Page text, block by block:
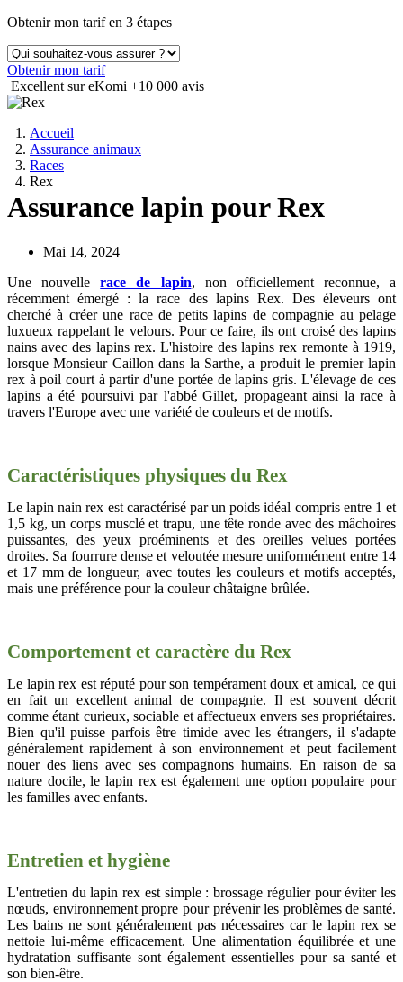
Obtenir mon tarif en 3 étapes
Obtenir mon tarif
Excellent sur eKomi +10 000 avis
Accueil
Assurance animaux
Races
Rex
Assurance lapin pour Rex
Mai 14, 2024
Une nouvellerace de lapin, non officiellement reconnue, a
récemment émergé : la race des lapins Rex. Des éleveurs ont
cherché à créer une race de petits lapins de compagnie au pelage
luxueux rappelant le velours. Pour ce faire, ils ont croisé des lapins
nains avec des lapins rex. L'histoire des lapins rex remonte à 1919,
lorsque Monsieur Caillon dans la Sarthe, a produit le premier lapin
rex à poil court à partir d'une portée de lapins gris. L'élevage de ces
lapins a été poursuivi par l'abbé Gillet, propageant ainsi la race à
travers l'Europe avec une variété de couleurs et de motifs.
Caractéristiques physiques du Rex
Le lapin nain rex est caractérisé par un poids idéal compris entre 1 et
1,5 kg, un corps musclé et trapu, une tête ronde avec des mâchoires
puissantes, des yeux proéminents et des oreilles velues portées
droites. Sa fourrure dense et veloutée mesure uniformément entre 14
et 17 mm de longueur, avec toutes les couleurs et motifs acceptés,
mais une préférence pour la couleur châtaigne brûlée.
Comportement et caractère du Rex
Le lapin rex est réputé pour son tempérament doux et amical, ce qui
en fait un excellent animal de compagnie. Il est souvent décrit
comme étant curieux, sociable et affectueux envers ses propriétaires.
Bien qu'il puisse parfois être timide avec les étrangers, il s'adapte
généralement rapidement à son environnement et peut facilement
nouer des liens avec ses compagnons humains. En raison de sa
nature docile, le lapin rex est également une option populaire pour
les familles avec enfants.
Entretien et hygiène
L'entretien du lapin rex est simple : brossage régulier pour éviter les
nœuds, environnement propre pour prévenir les problèmes de santé.
Les bains ne sont généralement pas nécessaires car le lapin rex se
nettoie lui-même efficacement. Une alimentation équilibrée et une
hydratation suffisante sont également essentielles pour sa santé et
son bien-être.